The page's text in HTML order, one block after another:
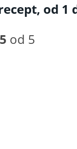
od 1
5 od 5